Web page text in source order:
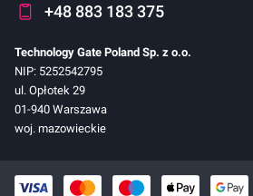
+48 883 183 375
Technology Gate Poland Sp. z o.o.
NIP: 5252542795
ul. Opłotek 29
01-940 Warszawa
woj. mazowieckie